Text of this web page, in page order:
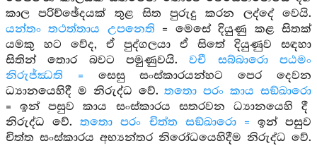
කාල පරිච්ඡේදයක් තුළ සිත පුරුදු කරන ලද්දේ වෙයි.
යන්තං තථත්තාය උපනෙති = මෙසේ දියුණු කළ සිතක්
යමකු හට වේද, ඒ පුද්ගලයා ඒ සිතේ දියුණුව සඳහා
සිතින් තොර බවට පමුණුවයි.වචී සබ්බාරො පඨමං
නිරුජ්ඣති = සෙසු සංස්කාරයන්හට පෙර දෙවන
ධ්‍යානයෙහිදී ම නිරුද්ධ වේ.තතො පරං කාය සඞ්ඛාරො
= ඉන් පසුව කාය සංස්කාරය සතරවන ධ්‍යානයෙහි දී
නිරුද්ධ වේ.තතො පරං චිත්ත සඞ්ඛාරො = ඉන් පසුව
චිත්ත සංස්කාරය අභ්‍යන්තර නිරෝධයෙහිදීම නිරුද්ධ වේ.